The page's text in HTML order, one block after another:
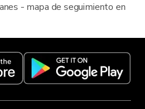
- mapa de seguimiento en